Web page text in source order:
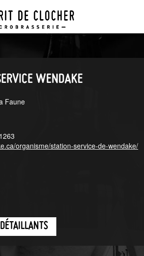
WENDAKE
Faune
organisme/station-service-de-wendake/